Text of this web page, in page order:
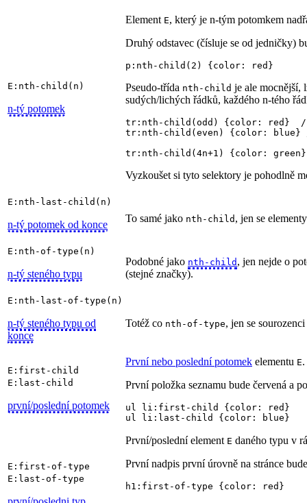
E:nth-child(n)
n-tý potomek
Element E, který je n-tým potomkem
Druhý odstavec (čísluje se od jedničky)
p:nth-child(2) {color: red}
Pseudo-třída nth-child je ale mocnější,
sudých/lichých řádků, každého n-tého
tr:nth-child(odd) {color: red}
tr:nth-child(even) {color: blue}
Vyzkoušet si tyto selektory je pohodlně
E:nth-last-child(n)
n-tý potomek od konce
To samé jako nth-child , jen se
E:nth-of-type(n)
n-tý steného typu
Podobné jako nth-child , jen nejde o
(stejné značky).
E:nth-last-of-type(n)
n-tý steného typu od
konce
Totéž co nth-of-type, jen se
E:first-child
E:last-child
první/poslední potomek
První nebo poslední potomek elementu E.
První položka seznamu bude červená a
ul li:first-child {color: red}
ul li:last-child {color: blue}
E:first-of-type
E:last-of-type
První/poslední element E daného typu v
První nadpis první úrovně na stránce
h1:first-of-type {color: red}